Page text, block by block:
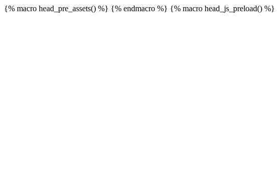
{% macro head_pre_assets() %} {% endmacro %} {% macro head_js_preload() %}